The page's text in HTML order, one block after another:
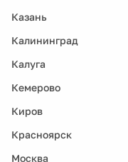
Казань
Калининград
Калуга
Кемерово
Киров
Красноярск
Москва